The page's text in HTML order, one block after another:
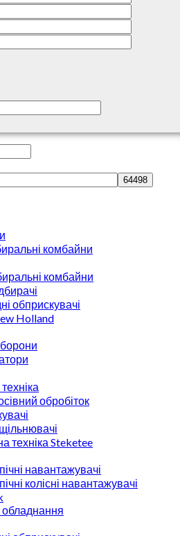
комбайни
комбайни
обприскувачі
Holland
обробіток
техніка Steketee
навантажувачі
колісні навантажувачі
обладнання